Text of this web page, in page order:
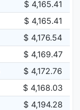
$ 4,165.41
$ 4,165.41
$ 4,176.54
$ 4,169.47
$ 4,172.76
$ 4,168.03
$ 4,194.28